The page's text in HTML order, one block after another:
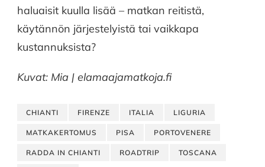
haluaisit kuulla lisää – matkan reitistä,
käytännön järjestelyistä tai vaikkapa
kustannuksista?
Kuvat: Mia | elamaajamatkoja.fi
CHIANTI FIRENZE ITALIA LIGURIA
MATKAKERTOMUS PISA PORTOVENERE
RADDA IN CHIANTI ROADTRIP TOSCANA